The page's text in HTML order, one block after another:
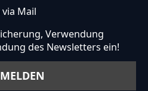
via Mail
Verwendung
des Newsletters ein!